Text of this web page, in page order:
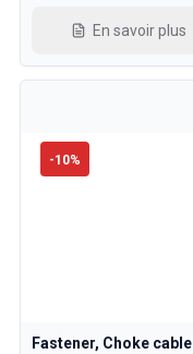
En savoir plus
-10%
Fastener, Choke cable